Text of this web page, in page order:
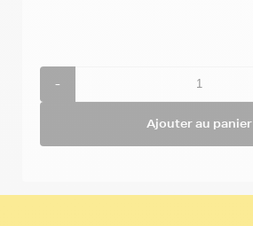
-
Ajouter au panier